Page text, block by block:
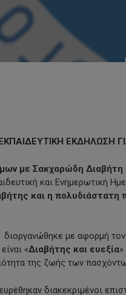
με Σακχαρώδη Διαβήτη
και Ενημερωτική
και η πολυδιάστατη
διοργανώθηκε με αφορμή
«Διαβήτης και ευεξία
της ζωής των
διακεκριμένοι